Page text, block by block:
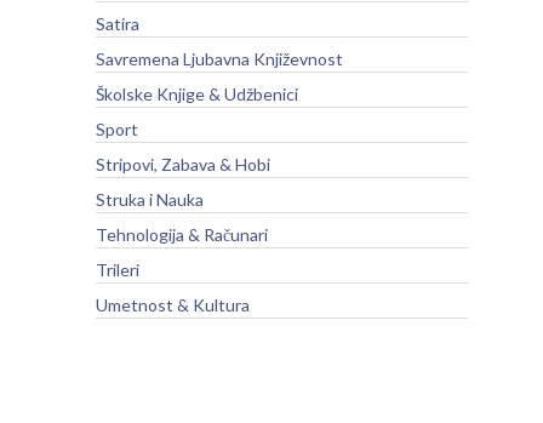
Satira
Savremena Ljubavna Književnost
Školske Knjige & Udžbenici
Sport
Stripovi, Zabava & Hobi
Struka i Nauka
Tehnologija & Računari
Trileri
Umetnost & Kultura